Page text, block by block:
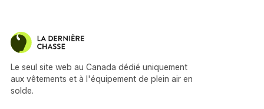
Le seul site web au Canada dédié uniquement
aux vêtements et à l'équipement de plein air en
solde.